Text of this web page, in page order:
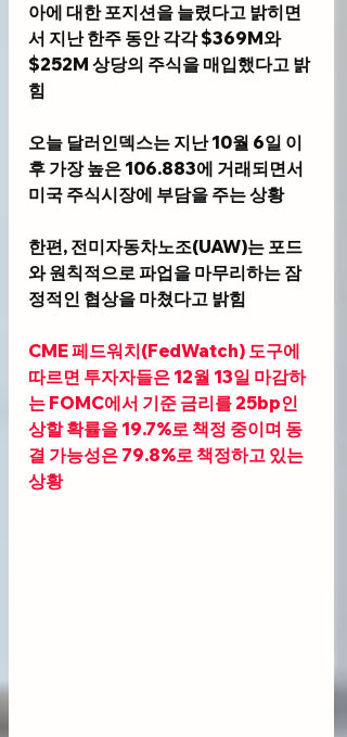
아에 대한 포지션을 늘렸다고 밝히면
서 지난 한주 동안 각각 $369M와
$252M 상당의 주식을 매입했다고 밝
힘
오늘 달러인덱스는 지난 10월 6일 이
후 가장 높은 106.883에 거래되면서
미국 주식시장에 부담을 주는 상황
한편, 전미자동차노조(UAW)는 포드
와 원칙적으로 파업을 마무리하는 잠
정적인 협상을 마쳤다고 밝힘
CME 페드워치(FedWatch) 도구에
따르면 투자자들은 12월 13일 마감하
는 FOMC에서 기준 금리를 25bp인
상할 확률을 19.7%로 책정 중이며 동
결 가능성은 79.8%로 책정하고 있는
상황